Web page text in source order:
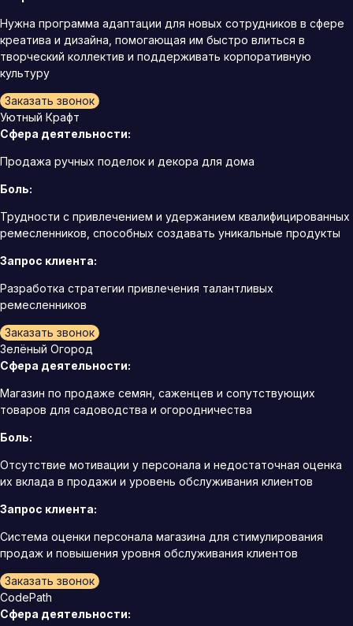
Нужна программа адаптации для новых сотрудников в сфере
креатива и дизайна, помогающая им быстро влиться в
творческий коллектив и поддерживать корпоративную
культуру
Заказать звонок
Уютный Крафт
Сфера деятельности:
Продажа ручных поделок и декора для дома
Боль:
Трудности с привлечением и удержанием квалифицированных
ремесленников, способных создавать уникальные продукты
Запрос клиента:
Разработка стратегии привлечения талантливых
ремесленников
Заказать звонок
Зелёный Огород
Сфера деятельности:
Магазин по продаже семян, саженцев и сопутствующих
товаров для садоводства и огородничества
Боль:
Отсутствие мотивации у персонала и недостаточная оценка
их вклада в продажи и уровень обслуживания клиентов
Запрос клиента:
Система оценки персонала магазина для стимулирования
продаж и повышения уровня обслуживания клиентов
Заказать звонок
CodePath
Сфера деятельности: